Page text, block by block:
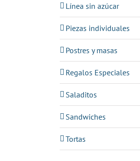
Línea sin azúcar
Piezas individuales
Postres y masas
Regalos Especiales
Saladitos
Sandwiches
Tortas